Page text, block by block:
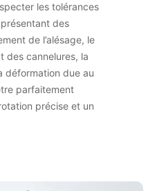
les tolérances
des
de l’alésage, le
des cannelures, la
déformation due au
parfaitement
précise et un